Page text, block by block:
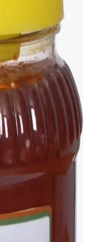
ve özgün
Tazelik ve kaliteyi
tadını sunar.
ve Ulaşım
mesafe, ulaşım
bilgiler içerir,
rehberlik eder.
Sürk ve Diğer
doğal üretim
sunar. Bu